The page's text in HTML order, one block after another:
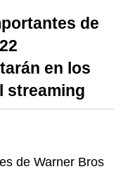
de
en los
streaming